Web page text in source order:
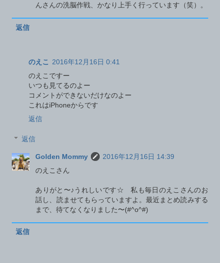
んさんの洗脳作戦、かなり上手く行っています（笑）。
返信
のえこ
2016年12月16日 0:41
のえこですー
いつも見てるのよー
コメントができないだけなのよー
これはiPhoneからです
返信
返信
Golden Mommy
2016年12月16日 14:39
のえこさん
ありがと〜♪うれしいです☆ 私も毎日のえこさんのお
話し、読ませてもらっていますよ。最近まとめ読みする
まで、待てなくなりました〜(#^o^#)
返信